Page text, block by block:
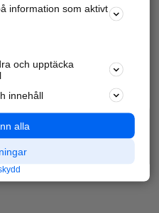
information som aktivt
och upptäcka
innehåll
alla